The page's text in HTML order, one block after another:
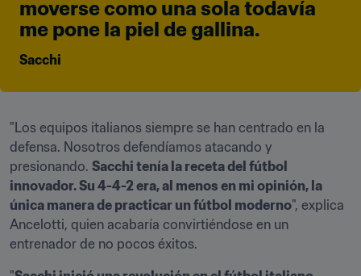
moverse como una sola todavía
me pone la piel de gallina.
Sacchi
"Los equipos italianos siempre se han centrado en la
defensa. Nosotros defendíamos atacando y
presionando. Sacchi tenía la receta del fútbol
innovador. Su 4-4-2 era, al menos en mi opinión, la
única manera de practicar un fútbol moderno", explica
Ancelotti, quien acabaría convirtiéndose en un
entrenador de no pocos éxitos.